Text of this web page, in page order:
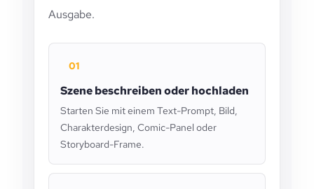
Ausgabe.
01
Szene beschreiben oder hochladen
Starten Sie mit einem Text-Prompt, Bild,
Charakterdesign, Comic-Panel oder
Storyboard-Frame.